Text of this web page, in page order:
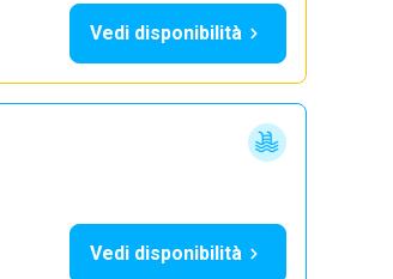
Vedi disponibilità
Vedi disponibilità